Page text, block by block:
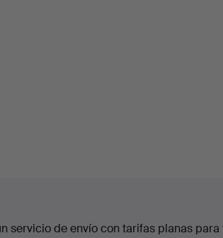
servicio de envío con tarifas planas